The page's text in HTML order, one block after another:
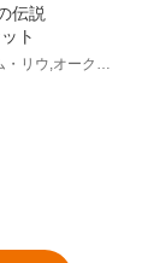
伝説
ト
アベンジャーズシリーズ(MCU),シム・リウ,オークワフィナ,メンガー・チャン,ファラ・チャン,フロリアン・ムンテアヌ,ベネディクト・ウォン,デスティン・ダニエル・クレットン(監督、脚本),ジョエル・P・ウェスト(音楽)